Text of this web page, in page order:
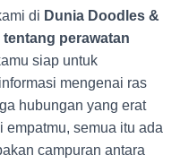
di Dunia Doodles &
perawatan
siap untuk
mengenai ras
hubungan yang erat
empatmu, semua itu ada
campuran antara